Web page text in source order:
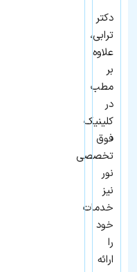
دکتر
ترابی،
علاوه
بر
مطب
در
کلینیک
فوق
تخصصی
نور
نیز
خدمات
خود
را
ارائه